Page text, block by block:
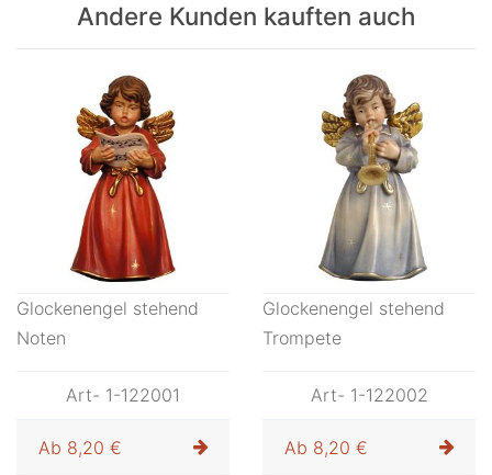
Andere Kunden kauften auch
Glockenengel stehend
Noten
Art- 1-122001
Ab 8,20 €
Glockenengel stehend
Trompete
Art- 1-122002
Ab 8,20 €